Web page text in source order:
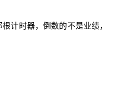
计时器，倒数的不是业绩，